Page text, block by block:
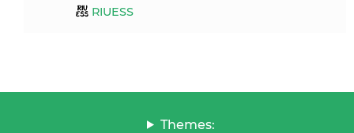
RIUESS
Themes: